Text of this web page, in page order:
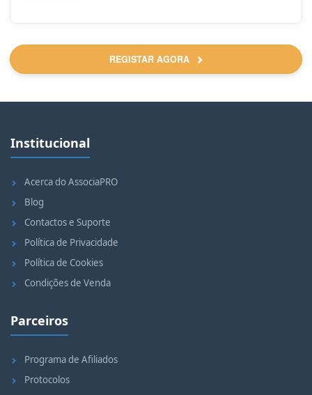
REGISTAR AGORA
Institucional
Acerca do AssociaPRO
Blog
Contactos e Suporte
Política de Privacidade
Política de Cookies
Condições de Venda
Parceiros
Programa de Afiliados
Protocolos